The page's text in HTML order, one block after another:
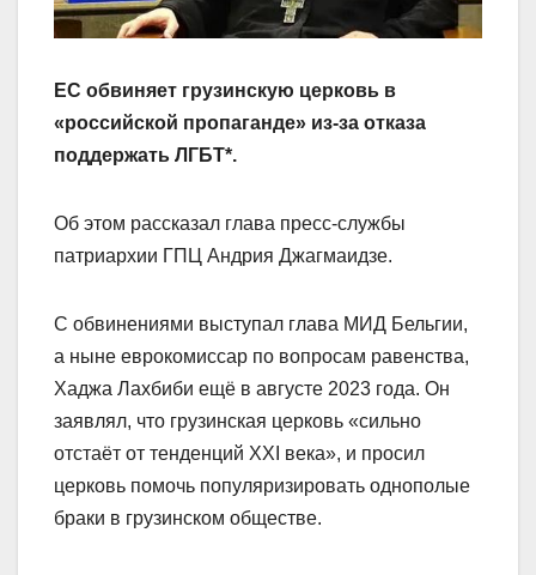
ЕС обвиняет грузинскую церковь в
«российской пропаганде» из-за отказа
поддержать ЛГБТ*.
Об этом рассказал глава пресс-службы
патриархии ГПЦ Андрия Джагмаидзе.
С обвинениями выступал глава МИД Бельгии,
а ныне еврокомиссар по вопросам равенства,
Хаджа Лахбиби ещё в августе 2023 года. Он
заявлял, что грузинская церковь «сильно
отстаёт от тенденций XXI века», и просил
церковь помочь популяризировать однополые
браки в грузинском обществе.